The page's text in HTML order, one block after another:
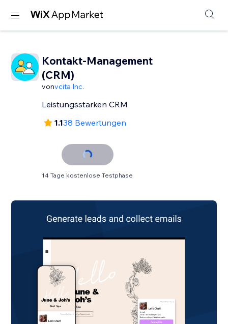
Kontakt-Management
(CRM)
vonvcita Inc.
Leistungsstarken CRM
1.138 Bewertungen
14 Tage kostenlose Testphase